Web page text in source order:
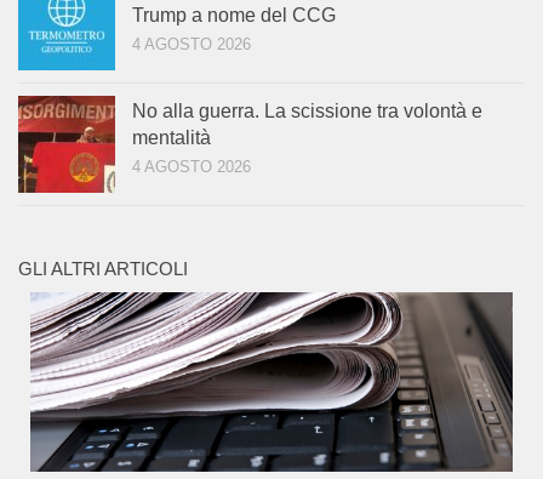
Trump a nome del CCG
4 AGOSTO 2026
No alla guerra. La scissione tra volontà e
mentalità
4 AGOSTO 2026
GLI ALTRI ARTICOLI